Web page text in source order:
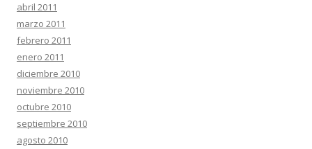
abril 2011
marzo 2011
febrero 2011
enero 2011
diciembre 2010
noviembre 2010
octubre 2010
septiembre 2010
agosto 2010